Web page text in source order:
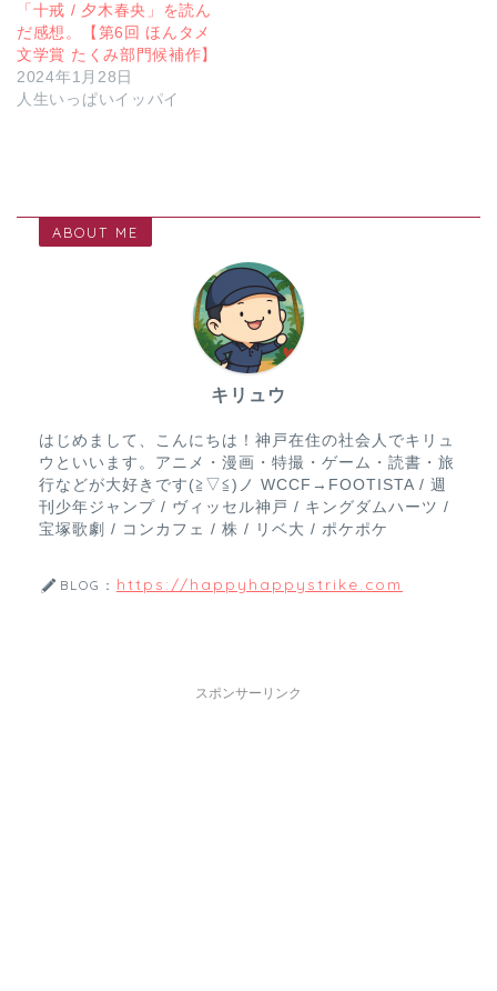
「十戒 / 夕木春央」を読ん
だ感想。【第6回 ほんタメ
文学賞 たくみ部門候補作】
2024年1月28日
人生いっぱいイッパイ
ABOUT ME
キリュウ
はじめまして、こんにちは！神戸在住の社会人でキリュ
ウといいます。アニメ・漫画・特撮・ゲーム・読書・旅
行などが大好きです(≧▽≦)ノ WCCF→FOOTISTA / 週
刊少年ジャンプ / ヴィッセル神戸 / キングダムハーツ /
宝塚歌劇 / コンカフェ / 株 / リベ大 / ポケポケ
BLOG： https://happyhappystrike.com
スポンサーリンク